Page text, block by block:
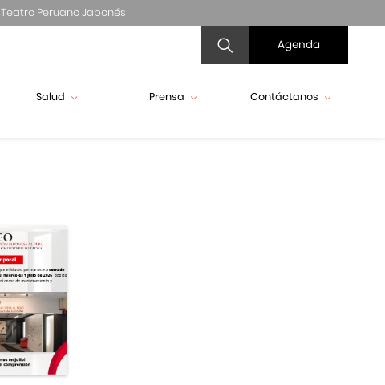
Teatro Peruano Japonés
Agenda
Salud Prensa Contáctanos